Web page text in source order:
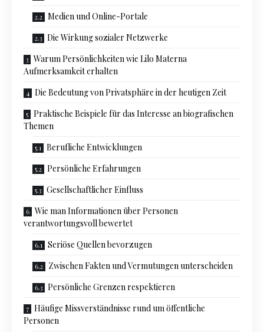
Medien und Online-Portale
Die Wirkung sozialer Netzwerke
Warum Persönlichkeiten wie Lilo Materna
Aufmerksamkeit erhalten
Die Bedeutung von Privatsphäre in der heutigen Zeit
Praktische Beispiele für das Interesse an biografischen
Themen
Berufliche Entwicklungen
Persönliche Erfahrungen
Gesellschaftlicher Einfluss
Wie man Informationen über Personen
verantwortungsvoll bewertet
Seriöse Quellen bevorzugen
Zwischen Fakten und Vermutungen unterscheiden
Persönliche Grenzen respektieren
Häufige Missverständnisse rund um öffentliche
Personen